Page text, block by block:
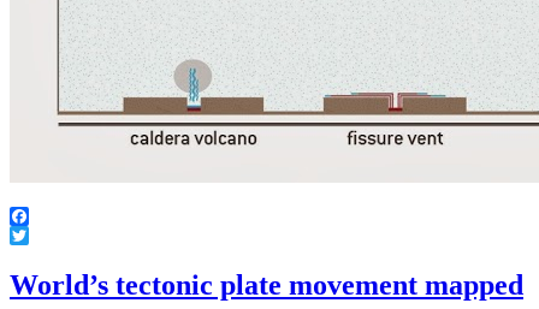
Facebook
World’s tectonic plate movement mapped